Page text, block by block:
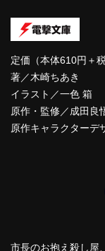
定価（本体610円＋税
著／木崎ちあき
イラスト／一色 箱
原作・監修／成田良
原作キャラクターデ
市長のお抱え殺し屋